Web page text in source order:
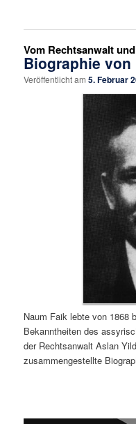
Vom Rechtsanwalt
Biographie von
Veröffentlicht am5. Februar
Naum Faik lebte von 1868
Bekanntheiten des
der Rechtsanwalt Aslan
zusammengestellte